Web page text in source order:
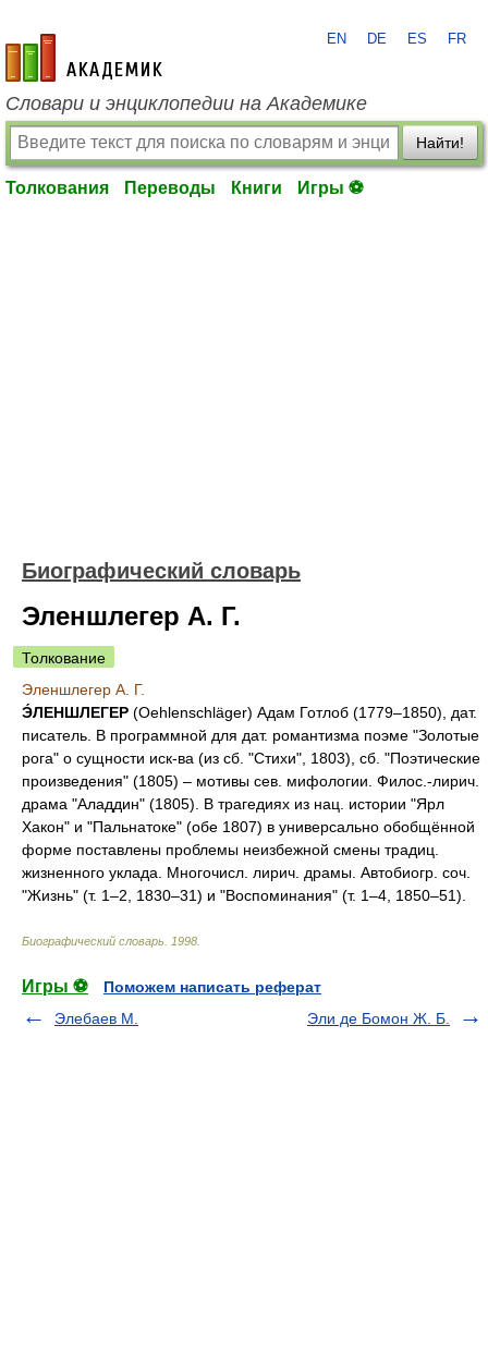
academic.ru
EN DE ES FR
Словари и энциклопедии на Академике
Найти!
Толкования Переводы Книги Игры ⚽
Биографический словарь
Эленшлегер А. Г.
Толкование
Эленшлегер А. Г.
Э́ЛЕНШЛЕГЕР (Oehlenschläger) Адам Готлоб (1779–1850), дат.
писатель. В программной для дат. романтизма поэме "Золотые
рога" о сущности иск-ва (из сб. "Стихи", 1803), сб. "Поэтические
произведения" (1805) – мотивы сев. мифологии. Филос.-лирич.
драма "Аладдин" (1805). В трагедиях из нац. истории "Ярл
Хакон" и "Пальнатоке" (обе 1807) в универсально обобщённой
форме поставлены проблемы неизбежной смены традиц.
жизненного уклада. Многочисл. лирич. драмы. Автобиогр. соч.
"Жизнь" (т. 1–2, 1830–31) и "Воспоминания" (т. 1–4, 1850–51).
Биографический словарь 1998
Игры ⚽
Поможем написать реферат
Элебаев М.
Эли де Бомон Ж. Б.